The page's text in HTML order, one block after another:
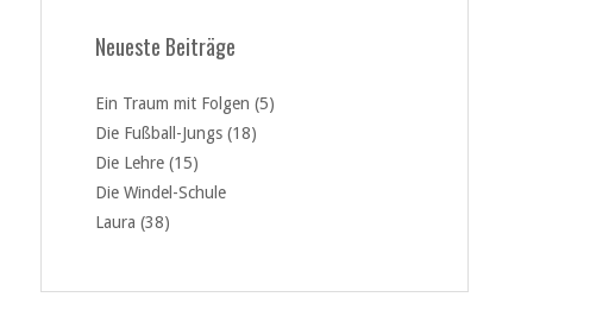
Neueste Beiträge
Ein Traum mit Folgen (5)
Die Fußball-Jungs (18)
Die Lehre (15)
Die Windel-Schule
Laura (38)